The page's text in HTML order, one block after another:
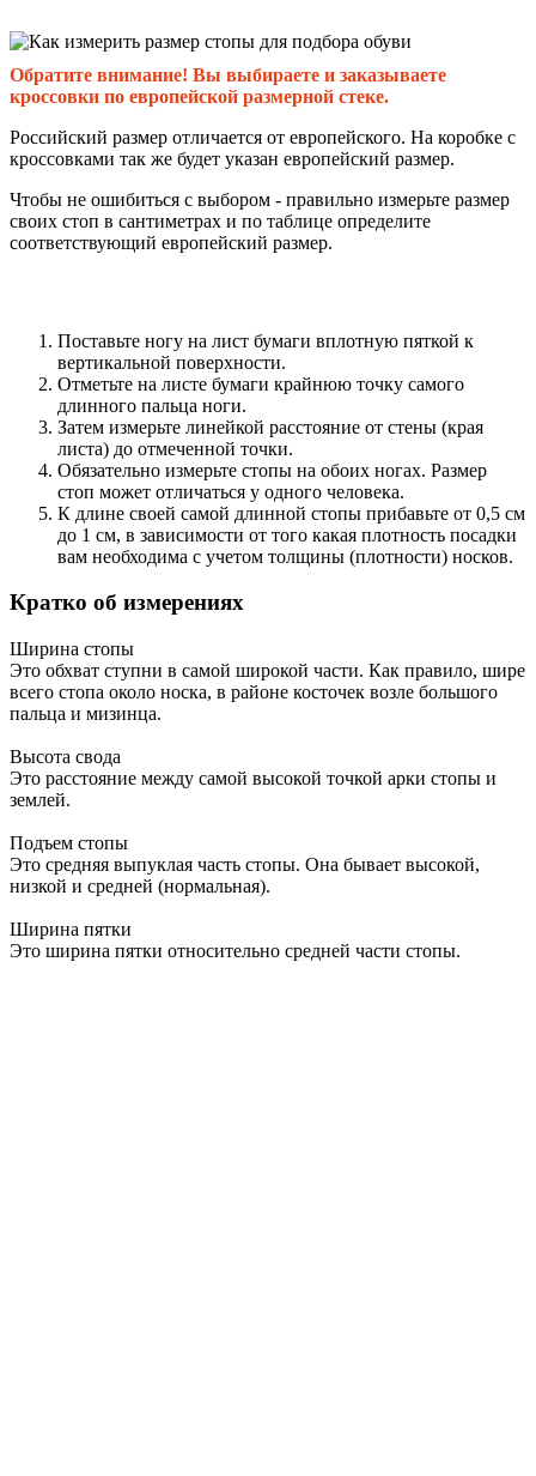
Обратите внимание! Вы выбираете и заказываете
кроссовки по европейской размерной стеке.
Российский размер отличается от европейского. На коробке с
кроссовками так же будет указан европейский размер.
Чтобы не ошибиться с выбором - правильно измерьте размер
своих стоп в сантиметрах и по таблице определите
соответствующий европейский размер.
Поставьте ногу на лист бумаги вплотную пяткой к
вертикальной поверхности.
Отметьте на листе бумаги крайнюю точку самого
длинного пальца ноги.
Затем измерьте линейкой расстояние от стены (края
листа) до отмеченной точки.
Обязательно измерьте стопы на обоих ногах. Размер
стоп может отличаться у одного человека.
К длине своей самой длинной стопы прибавьте от 0,5 см
до 1 см, в зависимости от того какая плотность посадки
вам необходима с учетом толщины (плотности) носков.
Кратко об измерениях
Ширина стопы
Это обхват ступни в самой широкой части. Как правило, шире
всего стопа около носка, в районе косточек возле большого
пальца и мизинца.
Высота свода
Это расстояние между самой высокой точкой арки стопы и
землей.
Подъем стопы
Это средняя выпуклая часть стопы. Она бывает высокой,
низкой и средней (нормальная).
Ширина пятки
Это ширина пятки относительно средней части стопы.